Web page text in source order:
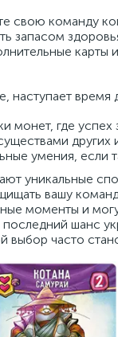
свою команду
запасом
карты
наступает
монет, где успех
других
умения, если
уникальные
вашу
моменты и
шанс
выбор часто